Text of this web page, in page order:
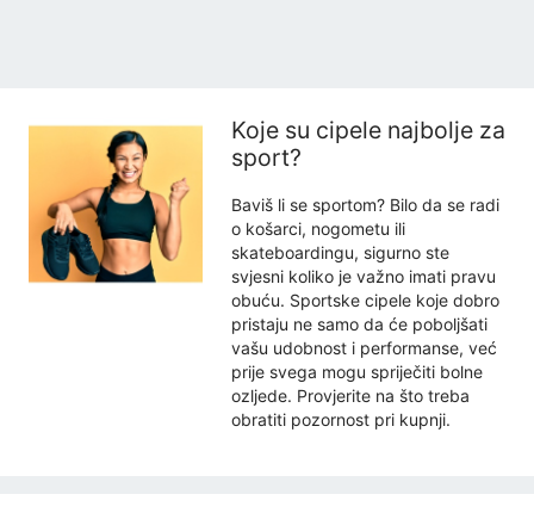
Koje su cipele najbolje za
sport?
Baviš li se sportom? Bilo da se radi
o košarci, nogometu ili
skateboardingu, sigurno ste
svjesni koliko je važno imati pravu
obuću. Sportske cipele koje dobro
pristaju ne samo da će poboljšati
vašu udobnost i performanse, već
prije svega mogu spriječiti bolne
ozljede. Provjerite na što treba
obratiti pozornost pri kupnji.